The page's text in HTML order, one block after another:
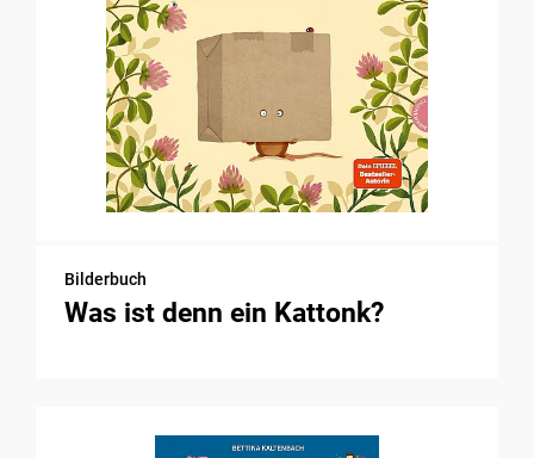
Bilderbuch
Was ist denn ein Kattonk?